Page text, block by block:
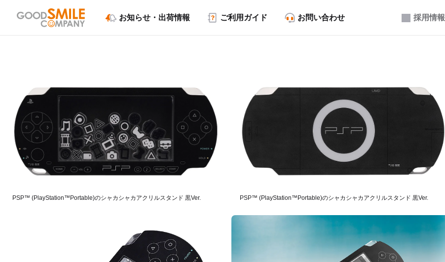
採用情報
お知らせ・出荷情報 ご利用ガイド お問い合わせ
PSP™ (PlayStation™Portable)のシャカシャカアクリルスタンド 黒Ver. PSP™ (PlayStation™Portable)のシャカシャカアクリルスタンド 黒Ver.